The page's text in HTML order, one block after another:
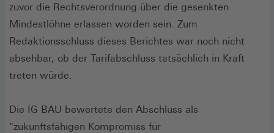
zuvor die Rechtsverordnung über die gesenkten
Mindestlöhne erlassen worden sein. Zum
Redaktionsschluss dieses Berichtes war noch nicht
absehbar, ob der Tarifabschluss tatsächlich in Kraft
treten würde.
Die IG BAU bewertete den Abschluss als
"zukunftsfähigen Kompromiss für